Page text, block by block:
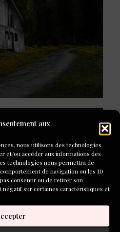
aux
nous utilisons des technologies
et/ou accéder aux informations des
technologies nous permettra de
de navigation ou les ID
consentir ou de retirer son
sur certaines caractéristiques et
D'ALEPH-